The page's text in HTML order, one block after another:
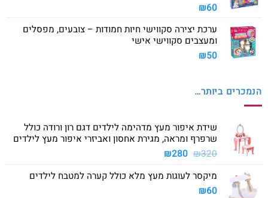
₪60
ערכת יצירה סקווישי חיות חמודות – צובעים, מפסלים
ומעצבים סקווישי אישי
₪50
הנמכרים ביותר…
שידת איפור מעץ מדהימה לילדים דגם רון ורודה כולל
שרפרף ומראה, מגירת אחסון ואביזרי איפור מעץ לילדים
₪320
המחיר
היה:
₪280 המחיר
הוא:
מיקסר לעוגות מעץ מלא כולל קערה למטבח לילדים
₪60